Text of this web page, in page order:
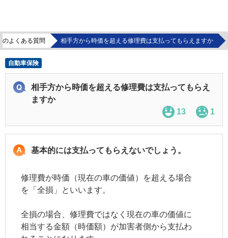
のよくある質問 相手方から時価を超える修理費は支払ってもらえますか
自動車保険
相手方から時価を超える修理費は支払ってもらえ
ますか
13
1
基本的には支払ってもらえないでしょう。
修理費が時価（現在の車の価値）を超える場合
を「全損」といいます。
全損の場合、修理費ではなく現在の車の価値に
相当する金額（時価額）が加害者側から支払わ